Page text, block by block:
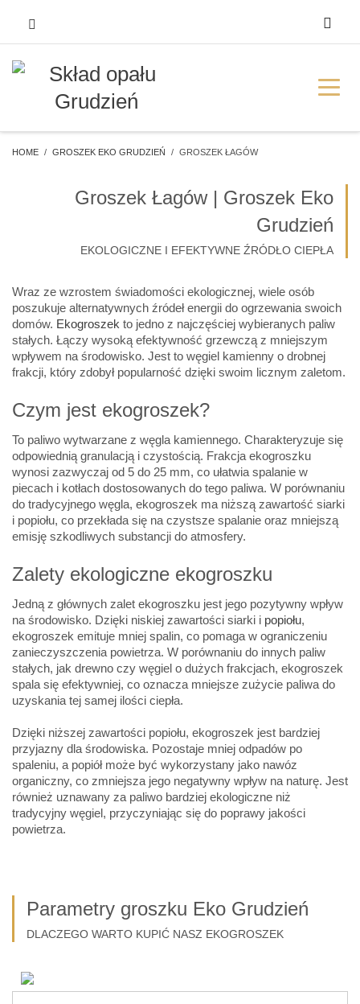
HOME GROSZEK EKO GRUDZIEŃ GROSZEK ŁAGÓW
Groszek Łagów | Groszek Eko
Grudzień
EKOLOGICZNE I EFEKTYWNE ŹRÓDŁO CIEPŁA
Wraz ze wzrostem świadomości ekologicznej, wiele osób
poszukuje alternatywnych źródeł energii do ogrzewania swoich
domów. Ekogroszek to jedno z najczęściej wybieranych paliw
stałych. Łączy wysoką efektywność grzewczą z mniejszym
wpływem na środowisko. Jest to węgiel kamienny o drobnej
frakcji, który zdobył popularność dzięki swoim licznym zaletom.
Czym jest ekogroszek?
To paliwo wytwarzane z węgla kamiennego. Charakteryzuje się
odpowiednią granulacją i czystością. Frakcja ekogroszku
wynosi zazwyczaj od 5 do 25 mm, co ułatwia spalanie w
piecach i kotłach dostosowanych do tego paliwa. W porównaniu
do tradycyjnego węgla, ekogroszek ma niższą zawartość siarki
i popiołu, co przekłada się na czystsze spalanie oraz mniejszą
emisję szkodliwych substancji do atmosfery.
Zalety ekologiczne ekogroszku
Jedną z głównych zalet ekogroszku jest jego pozytywny wpływ
na środowisko. Dzięki niskiej zawartości siarki i popiołu,
ekogroszek emituje mniej spalin, co pomaga w ograniczeniu
zanieczyszczenia powietrza. W porównaniu do innych paliw
stałych, jak drewno czy węgiel o dużych frakcjach, ekogroszek
spala się efektywniej, co oznacza mniejsze zużycie paliwa do
uzyskania tej samej ilości ciepła.
Dzięki niższej zawartości popiołu, ekogroszek jest bardziej
przyjazny dla środowiska. Pozostaje mniej odpadów po
spaleniu, a popiół może być wykorzystany jako nawóz
organiczny, co zmniejsza jego negatywny wpływ na naturę. Jest
również uznawany za paliwo bardziej ekologiczne niż
tradycyjny węgiel, przyczyniając się do poprawy jakości
powietrza.
Parametry groszku Eko Grudzień
DLACZEGO WARTO KUPIĆ NASZ EKOGROSZEK